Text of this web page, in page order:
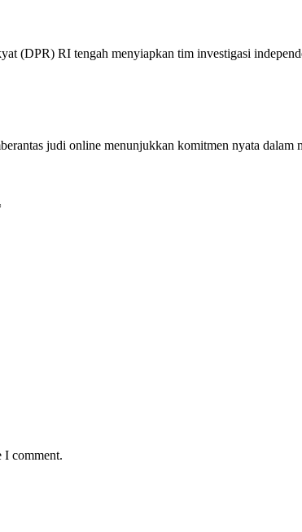
(DPR) RI tengah menyiapkan tim investigasi
judi online menunjukkan komitmen nyata
I comment.